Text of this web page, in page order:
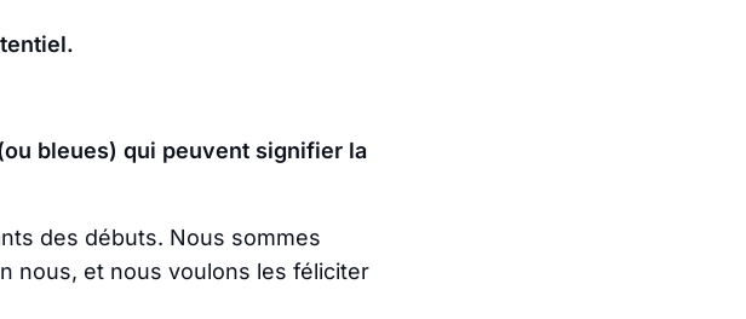
bleues) qui peuvent signifier la
des débuts. Nous sommes
nous, et nous voulons les féliciter